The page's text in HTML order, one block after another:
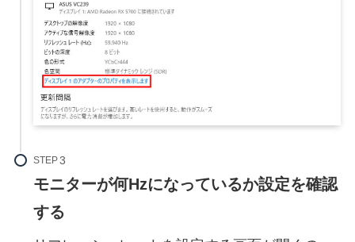
STEP
モニターが何Hzになっているか設定を確認
する